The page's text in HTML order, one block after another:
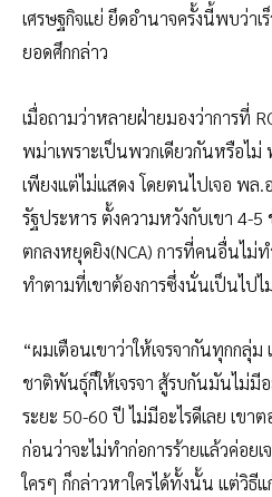
เศรษฐกิจแย่ ยึดอำนาจครั้งนี้พบว่าเ
ยอดศึกกล่าว
เมื่อถามว่าหลายฝ่ายมองว่าการที่
พม่าเพราะเป็นพวกเดียวกันหรือไม่
เพียงแต่ไม่แสดง โดยตนไปเจอ พล
รัฐประหาร ตั้งความหวังกับเขา 4-
ตกลงหยุดยิง(NCA) การที่คนอื่นไม่
ทำตามที่เขาต้องการซึ่งนั่นเป็นไปไ
“ผมเตือนเขาว่าให้เจรจากันทุกกลุ่ม
ชาติพันธุ์ก็ให้เจรจา สู้รบกันมันไม่มีอ
ระยะ 50-60 ปี ไม่มีอะไรดีเลย เข
ก่อนว่าจะไม่ทำก่อการร้ายแล้วค่อยเ
ใครๆ ก็กล่าวหาใครได้ทั้งนั้น แต่วิธีแ